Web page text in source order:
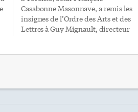
Casabonne Masonnave, a remis les
insignes de l’Ordre des Arts et des
Lettres à Guy Mignault, directeur
d’une décoration honorifique